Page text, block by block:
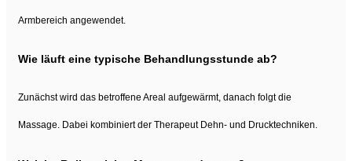
Armbereich angewendet.
Wie läuft eine typische Behandlungsstunde ab?
Zunächst wird das betroffene Areal aufgewärmt, danach folgt die
Massage. Dabei kombiniert der Therapeut Dehn- und Drucktechniken.